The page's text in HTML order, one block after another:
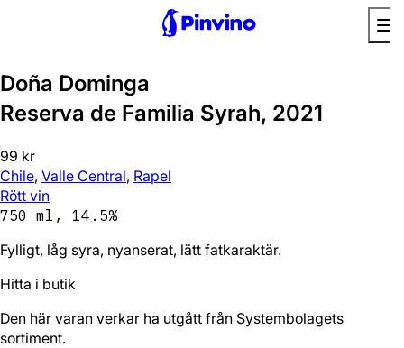
Doña Dominga
Reserva de Familia Syrah, 2021
99 kr
Chile, Valle Central, Rapel
Rött vin
750 ml, 14.5%
Fylligt, låg syra, nyanserat, lätt fatkaraktär.
Hitta i butik
Den här varan verkar ha utgått från Systembolagets
sortiment.